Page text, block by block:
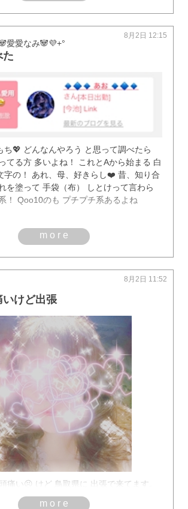
愛愛なみ‪🐼💜+°
た
8月2日 12:15
ち💖 どんなんやろう と思って調べたら
てる方 多いよね！ これとAから始まる 白
字の！ あれ、母、好きらし❤️ 昔、知り合
を塗って 手袋（布） しとけって言わら
！ Qoo10のも プチプチ系あるよね
more
いけど出張
8月2日 11:52
痛い😣 けど 鳥取県に 出張で来てます。
more